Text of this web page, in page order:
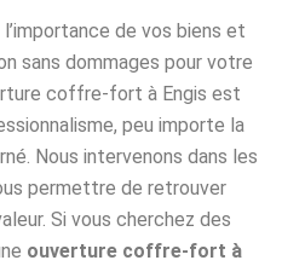
de vos biens et
sans dommages pour votre
coffre-fort à Engis est
peu importe la
Nous intervenons dans les
permettre de retrouver
Si vous cherchez des
ouverture coffre-fort à